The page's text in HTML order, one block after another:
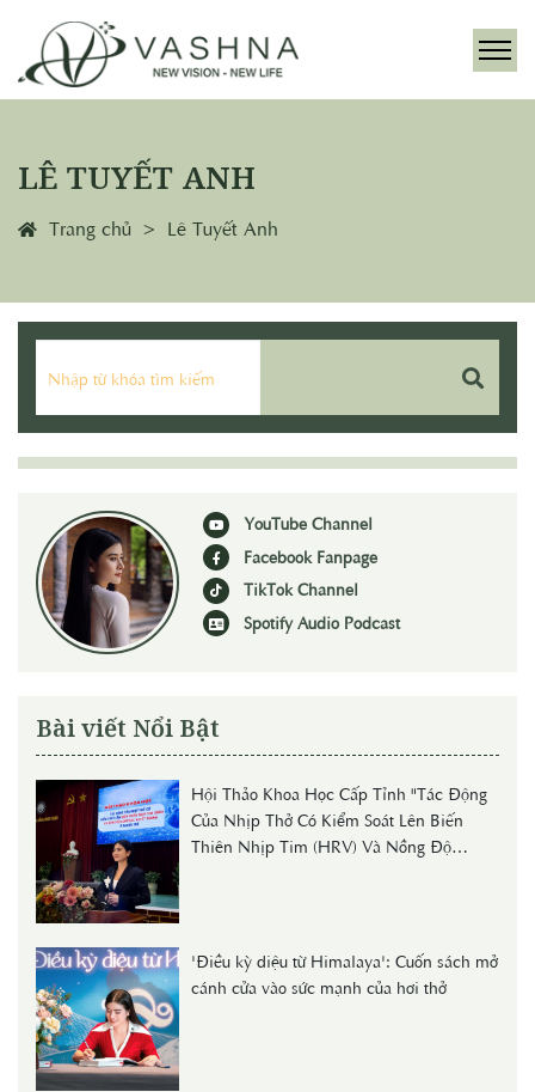
LÊ TUYẾT ANH
Trang chủ Lê Tuyết Anh
YouTube Channel
Facebook Fanpage
TikTok Channel
Spotify Audio Podcast
Bài viết Nổi Bật
Hội Thảo Khoa Học Cấp Tỉnh "Tác Động
Của Nhịp Thở Có Kiểm Soát Lên Biến
Thiên Nhịp Tim (HRV) Và Nồng Độ
'Điều kỳ diệu từ Himalaya': Cuốn sách mở
cánh cửa vào sức mạnh của hơi thở